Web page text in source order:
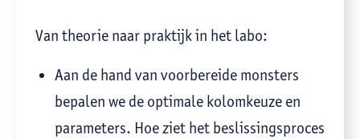
Van theorie naar praktijk in het labo:
Aan de hand van voorbereide monsters
bepalen we de optimale kolomkeuze en
parameters. Hoe ziet het beslissingsproces